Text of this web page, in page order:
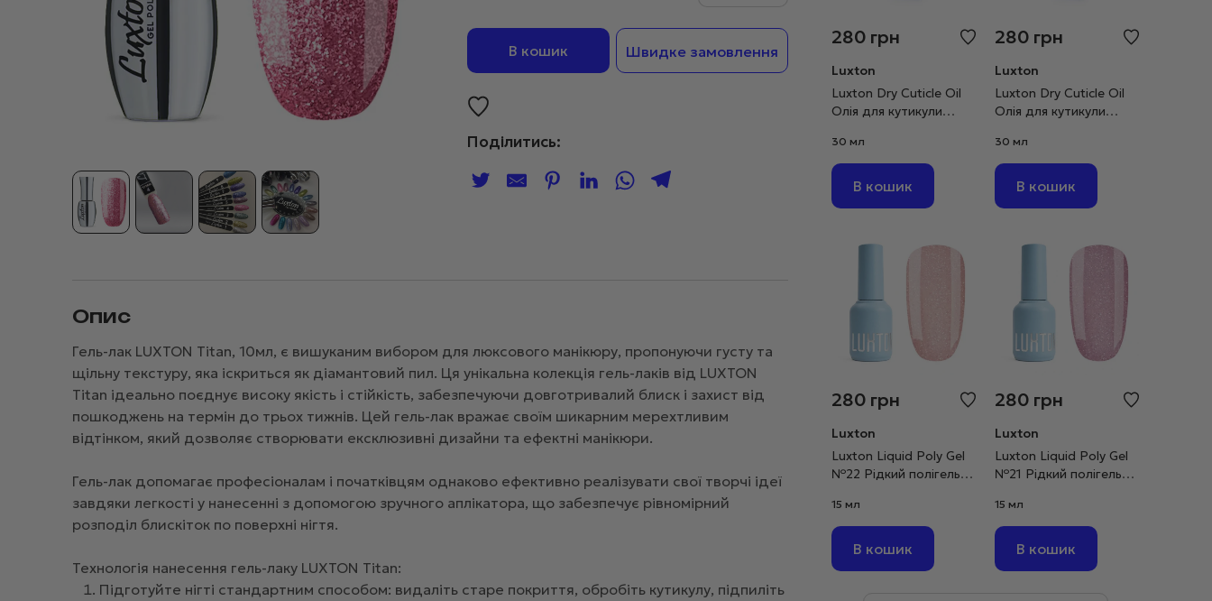
В кошик Швидке замовлення
Поділитись:
Опис
Гель-лак LUXTON Titan, 10мл, є вишуканим вибором для люксового манікюру, пропонуючи густу та
щільну текстуру, яка іскриться як діамантовий пил. Ця унікальна колекція гель-лаків від LUXTON
Titan ідеально поєднує високу якість і стійкість, забезпечуючи довготривалий блиск і захист від
пошкоджень на термін до трьох тижнів. Цей гель-лак вражає своїм шикарним мерехтливим
відтінком, який дозволяє створювати ексклюзивні дизайни та ефектні манікюри.
Гель-лак допомагає професіоналам і початківцям однаково ефективно реалізувати свої творчі ідеї
завдяки легкості у нанесенні з допомогою зручного аплікатора, що забезпечує рівномірний
розподіл блискіток по поверхні нігтя.
Технологія нанесення гель-лаку LUXTON Titan:
Підготуйте нігті стандартним способом: видаліть старе покриття, обробіть кутикулу, підпиліть
280 грн
Luxton
Luxton Dry Cuticle Oil
Олія для кутикули
30 мл
В кошик
280 грн
Luxton
Luxton Dry Cuticle Oil
Олія для кутикули
30 мл
В кошик
280 грн
Luxton
Luxton Liquid Poly Gel
№22 Рідкий полігель
світловідбивний, 15 мл
15 мл
В кошик
280 грн
Luxton
Luxton Liquid Poly Gel
№21 Рідкий полігель
світловідбивний, 15 мл
15 мл
В кошик